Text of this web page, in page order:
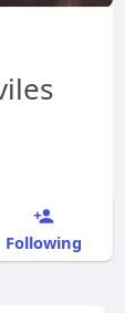
Following